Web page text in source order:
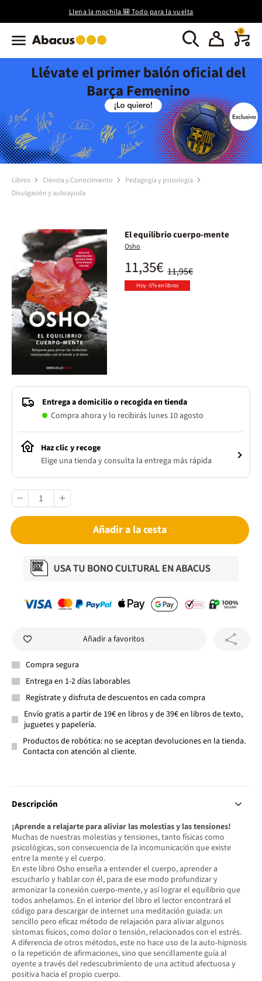
Llena la mochila 🎒 Todo para la vuelta
0
Llévate el primer balón oficial del
Barça Femenino
Libros Ciencia y Conocimiento
Pedagogía y psicología
Divulgación y autoayuda
El equilibrio cuerpo-mente
Osho
11,95€
11,35€
Hoy -5% en libros
Entrega a domicilio o recogida en tienda
Compra ahora y lo recibirás lunes 10 agosto
Haz clic y recoge
Elige una tienda y consulta la entrega más rápida
Añadir a la cesta
Añadir a favoritos
Compra segura
Entrega en 1-2 días laborables
Regístrate y disfruta de descuentos en cada compra
Envío gratis a partir de 19€ en libros y de 39€ en libros de texto,
juguetes y papelería.
Productos de robótica: no se aceptan devoluciones en la tienda.
Contacta con atención al cliente.
Descripción
¡Aprende a relajarte para aliviar las molestias y las tensiones!
Muchas de nuestras molestias y tensiones, tanto físicas como
psicológicas, son consecuencia de la incomunicación que existe
entre la mente y el cuerpo.
En este libro Osho enseña a entender el cuerpo, aprender a
escucharlo y hablar con él, para de ese modo profundizar y
armonizar la conexión cuerpo-mente, y así lograr el equilibrio que
todos anhelamos. En el interior del libro el lector encontrará el
código para descargar de internet una meditación guiada: un
sencillo pero eficaz método de relajación para aliviar algunos
síntomas físicos, como dolor o tensión, relacionados con el estrés.
A diferencia de otros métodos, este no hace uso de la auto-hipnosis
o la repetición de afirmaciones, sino que sencillamente guía al
oyente a través del redescubrimiento de una actitud afectuosa y
positiva hacia el propio cuerpo.